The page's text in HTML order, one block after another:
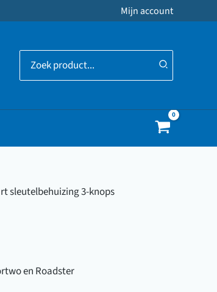
Mijn account
Zoeken
naar:
sleutelbehuizing 3-knops
en Roadster